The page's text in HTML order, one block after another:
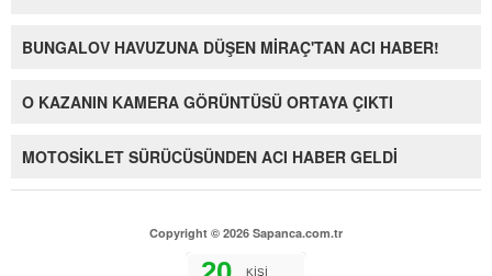
BUNGALOV HAVUZUNA DÜŞEN MİRAÇ'TAN ACI HABER!
O KAZANIN KAMERA GÖRÜNTÜSÜ ORTAYA ÇIKTI
MOTOSİKLET SÜRÜCÜSÜNDEN ACI HABER GELDİ
Copyright © 2026 Sapanca.com.tr